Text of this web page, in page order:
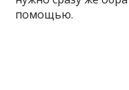
помощью.